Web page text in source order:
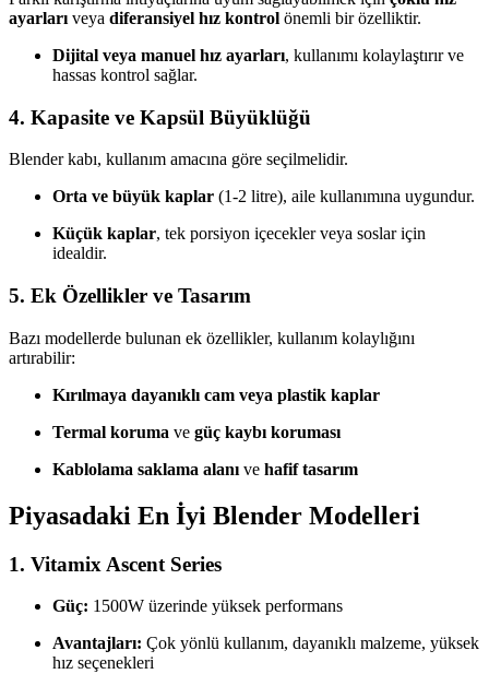
ayarları veya diferansiyel hız kontrol önemli bir özelliktir.
Dijital veya manuel hız ayarları, kullanımı kolaylaştırır ve
hassas kontrol sağlar.
4. Kapasite ve Kapsül Büyüklüğü
Blender kabı, kullanım amacına göre seçilmelidir.
Orta ve büyük kaplar (1-2 litre), aile kullanımına uygundur.
Küçük kaplar, tek porsiyon içecekler veya soslar için
idealdir.
5. Ek Özellikler ve Tasarım
Bazı modellerde bulunan ek özellikler, kullanım kolaylığını
artırabilir:
Kırılmaya dayanıklı cam veya plastik kaplar
Termal koruma ve güç kaybı koruması
Kablolama saklama alanı ve hafif tasarım
Piyasadaki En İyi Blender Modelleri
1. Vitamix Ascent Series
Güç: 1500W üzerinde yüksek performans
Avantajları: Çok yönlü kullanım, dayanıklı malzeme, yüksek
hız seçenekleri